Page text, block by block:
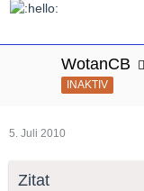
WotanCB
INAKTIV
5. Juli 2010
Zitat